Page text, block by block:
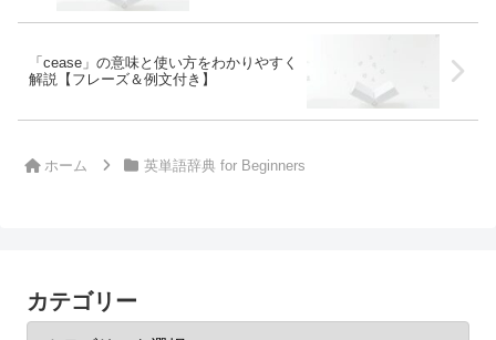
「cease」の意味と使い方をわかりやすく
解説【フレーズ＆例文付き】
ホーム 英単語辞典 for Beginners
カテゴリー